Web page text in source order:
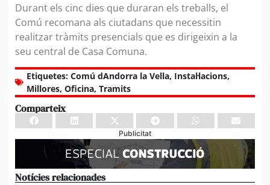
Durant els cinc dies que duraran els treballs, el
Comú recomana als ciutadans que necessitin
realitzar tràmits presencials que es dirigeixin a la
seu central de Casa Comuna.
Etiquetes: Comú dAndorra la Vella, Instal·lacions,
Millores, Oficina, Tramits
Comparteix
Publicitat
Notícies relacionades